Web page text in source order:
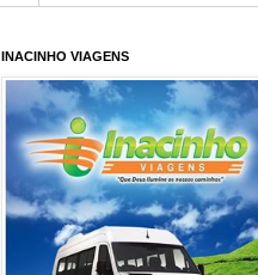
INACINHO VIAGENS